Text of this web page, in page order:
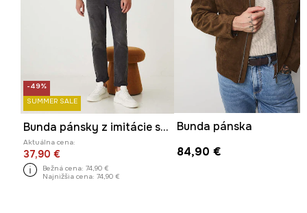
-49%
SUMMER SALE
Bunda pánsky z imitácie semišu hnedá farba
Aktuálna cena:
37,90 €
Bežná cena: 74,90 €
Najnižšia cena: 74,90 €
Bunda pánska
84,90 €